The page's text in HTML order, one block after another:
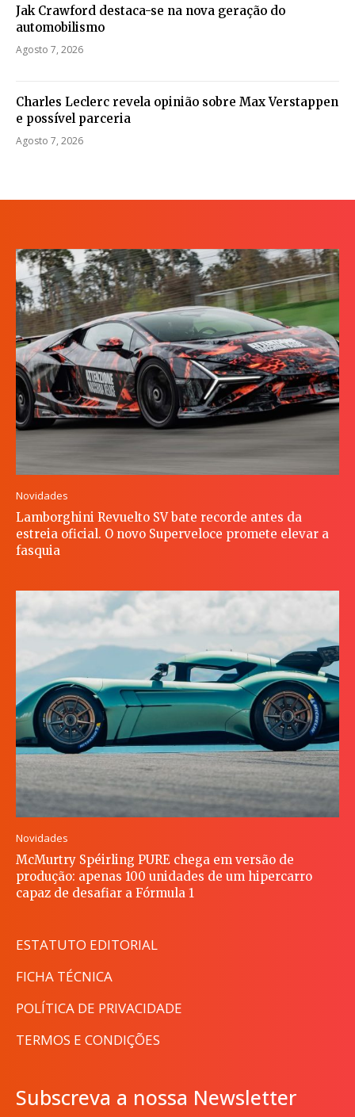
Jak Crawford destaca-se na nova geração do
automobilismo
Agosto 7, 2026
Charles Leclerc revela opinião sobre Max Verstappen
e possível parceria
Agosto 7, 2026
Novidades
Lamborghini Revuelto SV bate recorde antes da
estreia oficial. O novo Superveloce promete elevar a
fasquia
Novidades
McMurtry Spéirling PURE chega em versão de
produção: apenas 100 unidades de um hipercarro
capaz de desafiar a Fórmula 1
ESTATUTO EDITORIAL
FICHA TÉCNICA
POLÍTICA DE PRIVACIDADE
TERMOS E CONDIÇÕES
Subscreva a nossa Newsletter